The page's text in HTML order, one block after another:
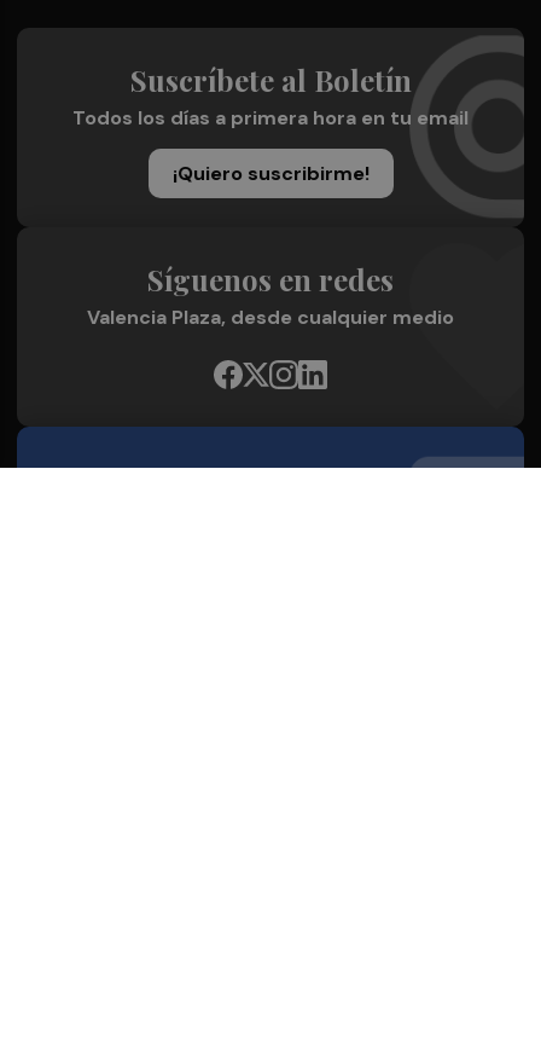
Suscríbete al Boletín
Todos los días a primera hora en tu email
¡Quiero suscribirme!
Síguenos en redes
Valencia Plaza, desde cualquier medio
Quienes Somos